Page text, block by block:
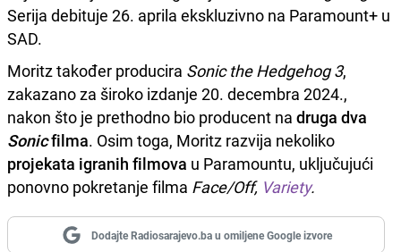
Serija debituje 26. aprila ekskluzivno na Paramount+ u
SAD.
Moritz također producira Sonic the Hedgehog 3,
zakazano za široko izdanje 20. decembra 2024.,
nakon što je prethodno bio producent na druga dva
Sonicfilma. Osim toga, Moritz razvija nekoliko
projekata igranih filmova u Paramountu, uključujući
ponovno pokretanje filma Face/Off, Variety.
Dodajte Radiosarajevo.ba u omiljene Google izvore